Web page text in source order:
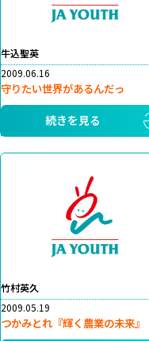
牛込聖英
2009.06.16
守りたい世界があるんだっ
続きを見る
竹村英久
2009.05.19
つかみとれ『輝く農業の未来』